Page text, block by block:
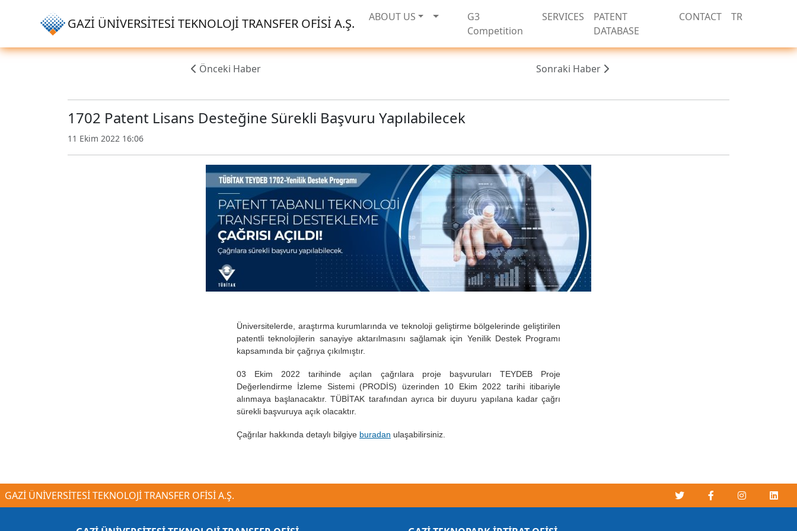
GAZİ ÜNİVERSİTESİ TEKNOLOJİ TRANSFER OFİSİ A.Ş. ABOUT US
G3
Competition
SERVICES
PATENT
DATABASE
CONTACT TR
Önceki Haber Sonraki Haber
1702 Patent Lisans Desteğine Sürekli Başvuru Yapılabilecek
11 Ekim 2022 16:06
Üniversitelerde, araştırma kurumlarında ve teknoloji geliştirme bölgelerinde geliştirilen
patentli teknolojilerin sanayiye aktarılmasını sağlamak için Yenilik Destek Programı
kapsamında bir çağrıya çıkılmıştır.
03 Ekim 2022 tarihinde açılan çağrılara proje başvuruları TEYDEB Proje
Değerlendirme İzleme Sistemi (PRODİS) üzerinden 10 Ekim 2022 tarihi itibariyle
alınmaya başlanacaktır. TÜBİTAK tarafından ayrıca bir duyuru yapılana kadar çağrı
sürekli başvuruya açık olacaktır.
Çağrılar hakkında detaylı bilgiye buradan ulaşabilirsiniz.
GAZİ ÜNİVERSİTESİ TEKNOLOJİ TRANSFER OFİSİ A.Ş.